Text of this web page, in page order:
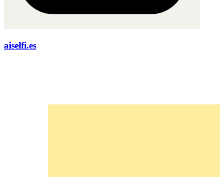
aiselfi.es